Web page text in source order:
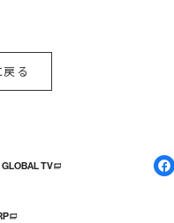
る
GLOBAL TV